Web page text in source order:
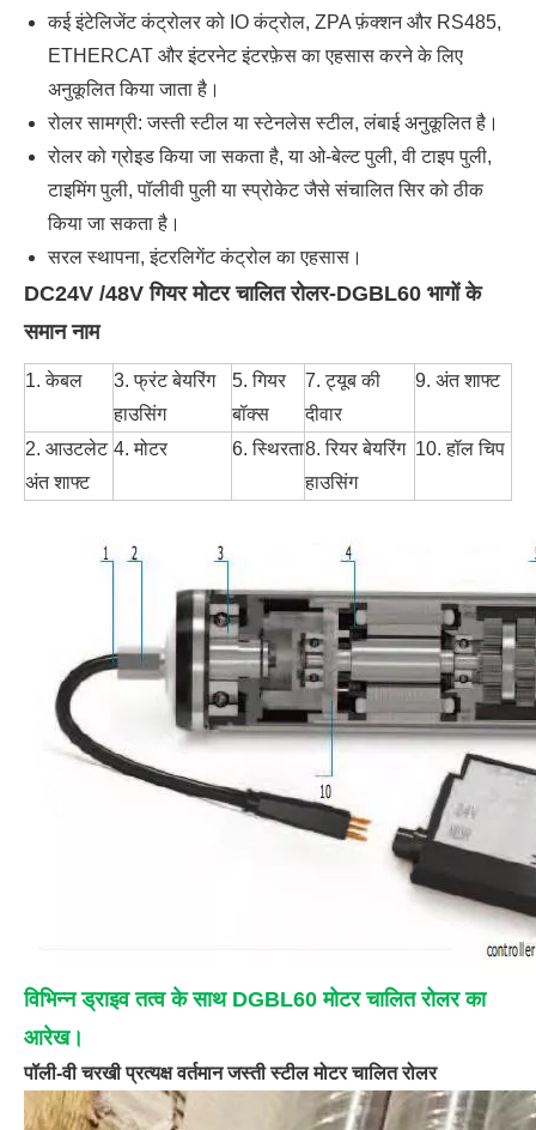
कई इंटेलिजेंट कंट्रोलर को IO कंट्रोल, ZPA फ़ंक्शन और RS485,
ETHERCAT और इंटरनेट इंटरफ़ेस का एहसास करने के लिए
अनुकूलित किया जाता है।
रोलर सामग्री: जस्ती स्टील या स्टेनलेस स्टील, लंबाई अनुकूलित है।
रोलर को ग्रोइड किया जा सकता है, या ओ-बेल्ट पुली, वी टाइप पुली,
टाइमिंग पुली, पॉलीवी पुली या स्प्रोकेट जैसे संचालित सिर को ठीक
किया जा सकता है।
सरल स्थापना, इंटरलिगेंट कंट्रोल का एहसास।
DC24V /48V गियर मोटर चालित रोलर-DGBL60 भागों के
समान नाम
1. केबल
3. फ्रंट बेयरिंग
हाउसिंग
5. गियर
बॉक्स
7. ट्यूब की
दीवार
9. अंत शाफ्ट
2. आउटलेट
अंत शाफ्ट
4. मोटर 6. स्थिरता8. रियर बेयरिंग
हाउसिंग
10. हॉल चिप
विभिन्न ड्राइव तत्व के साथ DGBL60 मोटर चालित रोलर का
आरेख।
पॉली-वी चरखी प्रत्यक्ष वर्तमान जस्ती स्टील मोटर चालित रोलर